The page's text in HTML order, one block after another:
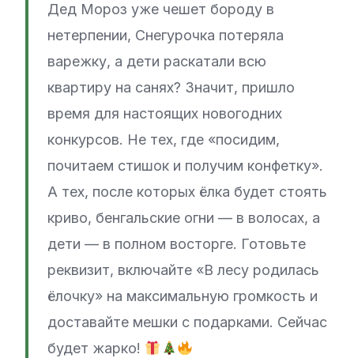
Дед Мороз уже чешет бороду в
нетерпении, Снегурочка потеряла
варежку, а дети раскатали всю
квартиру на санях? Значит, пришло
время для настоящих новогодних
конкурсов. Не тех, где «посидим,
почитаем стишок и получим конфетку».
А тех, после которых ёлка будет стоять
криво, бенгальские огни — в волосах, а
дети — в полном восторге. Готовьте
реквизит, включайте «В лесу родилась
ёлочку» на максимальную громкость и
доставайте мешки с подарками. Сейчас
будет жарко!